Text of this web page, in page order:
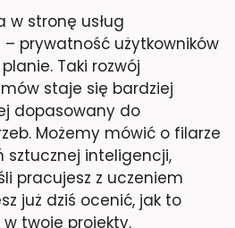
w stronę usług
prywatność użytkowników
Taki rozwój
staje się bardziej
dopasowany do
Możemy mówić o filarze
sztucznej inteligencji,
pracujesz z uczeniem
już dziś ocenić, jak to
twoje projekty.